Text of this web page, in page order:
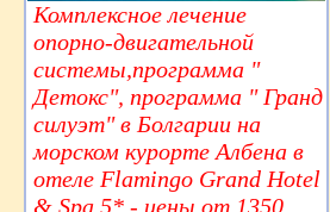
Комплексное лечение
опорно-двигательной
системы,программа "
Детокс", программа " Гранд
силуэт" в Болгарии на
морском курорте Албена в
отеле Flamingo Grand Hotel
& Spa 5* - цены от 1350